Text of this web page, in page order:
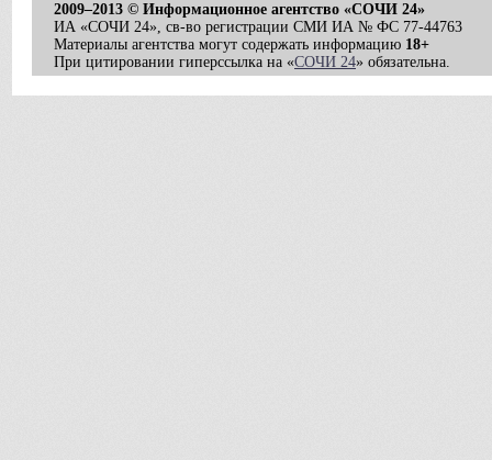
2009–2013 © Информационное агентство «СОЧИ 24»
ИА «СОЧИ 24», св-во регистрации СМИ ИА № ФС 77-44763
Материалы агентства могут содержать информацию 18+
При цитировании гиперссылка на «СОЧИ 24» обязательна.